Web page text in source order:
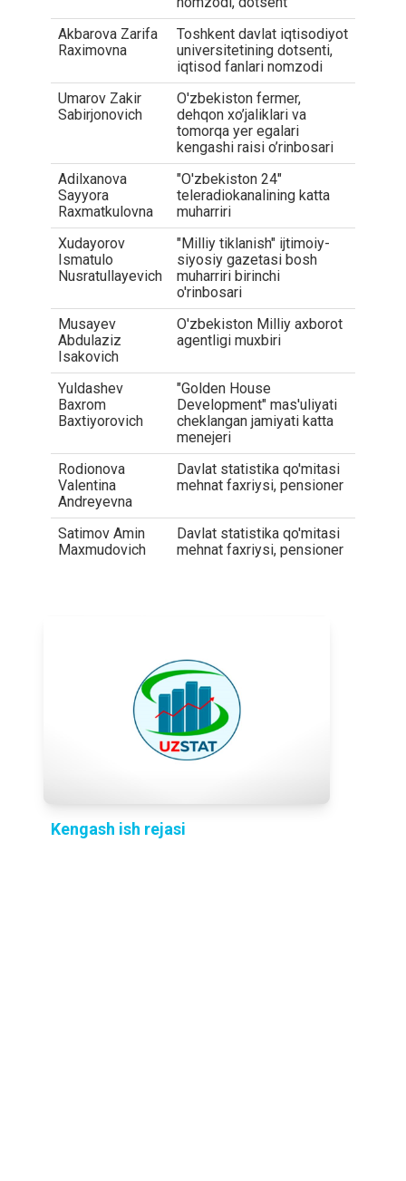
Akbarova Zarifa
Raximovna
Toshkent davlat iqtisodiyot
universitetining dotsenti,
iqtisod fanlari nomzodi
Umarov Zakir
Sabirjonovich
O'zbekiston fermer,
dehqon xo’jaliklari va
tomorqa yer egalari
kengashi raisi o’rinbosari
Adilxanova
Sayyora
Raxmatkulovna
"O'zbekiston 24"
teleradiokanalining katta
muharriri
Xudayorov
Ismatulo
Nusratullayevich
"Milliy tiklanish" ijtimoiy-
siyosiy gazetasi bosh
muharriri birinchi
o'rinbosari
Musayev
Abdulaziz
Isakovich
O'zbekiston Milliy axborot
agentligi muxbiri
Yuldashev
Baxrom
Baxtiyorovich
"Golden House
Development" mas'uliyati
cheklangan jamiyati katta
menejeri
Rodionova
Valentina
Andreyevna
Davlat statistika qo'mitasi
mehnat faxriysi, pensioner
Satimov Amin
Maxmudovich
Davlat statistika qo'mitasi
mehnat faxriysi, pensioner
Kengash ish rejasi